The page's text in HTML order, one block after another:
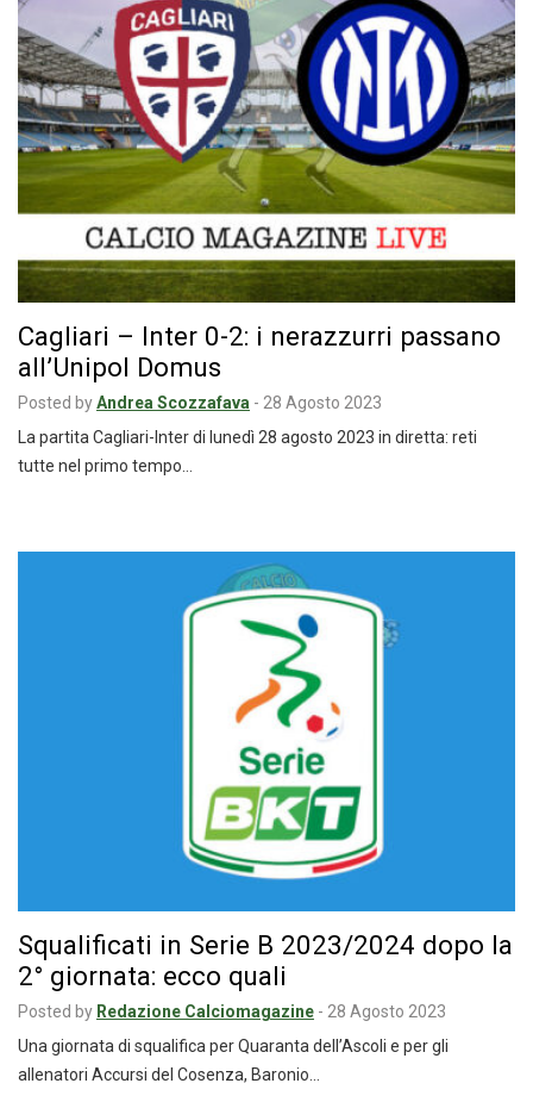
Cagliari – Inter 0-2: i nerazzurri passano
all’Unipol Domus
Posted byAndrea Scozzafava - 28 Agosto 2023
La partita Cagliari-Inter di lunedì 28 agosto 2023 in diretta: reti
tutte nel primo tempo…
Squalificati in Serie B 2023/2024 dopo la
2° giornata: ecco quali
Posted by Redazione Calciomagazine - 28 Agosto 2023
Una giornata di squalifica per Quaranta dell’Ascoli e per gli
allenatori Accursi del Cosenza, Baronio…